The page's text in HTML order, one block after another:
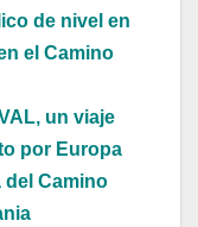
de nivel en
el Camino
un viaje
por Europa
del Camino